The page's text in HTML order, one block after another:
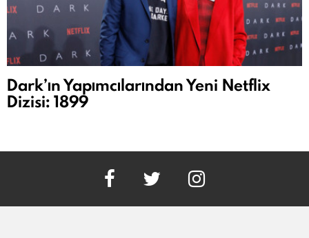
Dark’ın Yapımcılarından Yeni Netflix
Dizisi: 1899